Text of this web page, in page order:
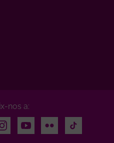
nos a:
YoutubeFlickr TikTok